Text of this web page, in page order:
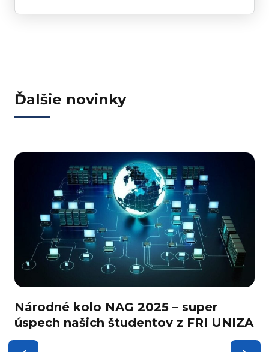
Ďalšie novinky
Národné kolo NAG 2025 – super
úspech našich študentov z FRI UNIZA